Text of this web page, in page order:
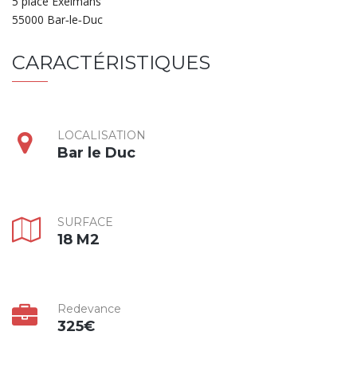
55000 Bar‐le‐Duc
CARACTÉRISTIQUES
LOCALISATION
Bar le Duc
SURFACE
18 M2
Redevance
325€